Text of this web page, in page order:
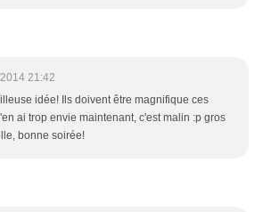
21:42
idée! Ils doivent être magnifique ces
ai trop envie maintenant, c'est malin :p gros
bonne soirée!